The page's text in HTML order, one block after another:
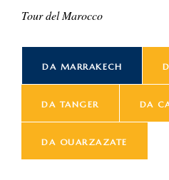
Tour del Marocco
DA MARRAKECH
DA TANGER DA
DA OUARZAZATE